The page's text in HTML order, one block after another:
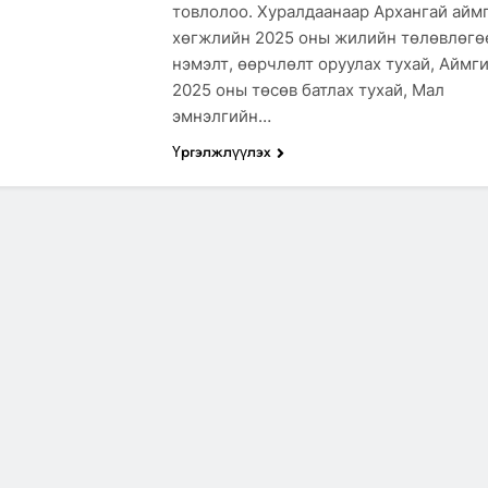
товлолоо. Хуралдаанаар Архангай
хөгжлийн 2025 оны жилийн
нэмэлт, өөрчлөлт оруулах тухай,
2025 оны төсөв батлах тухай, Мал
эмнэлгийн…
Үргэлжлүүлэх